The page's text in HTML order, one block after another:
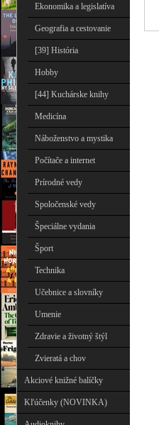
Ekonomika a legislatíva
Geografia a cestovanie
[39] História
Hobby
[44] Kuchárske knihy
Medicína
Náboženstvo a mystika
Počítače a internet
Prírodné vedy
Spoločenské vedy
Špeciálne vydania
Šport
Technika
Učebnice a slovníky
Umenie
Zdravie a životný štýl
Zvieratá a chov
Akciové knižné balíčky
Kľúčenky (NOVINKA)